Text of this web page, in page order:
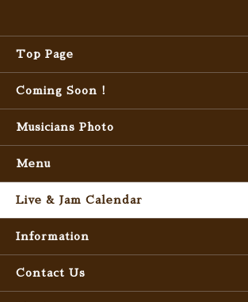
Top Page
Coming Soon !
Musicians Photo
Menu
Live & Jam Calendar
Information
Contact Us